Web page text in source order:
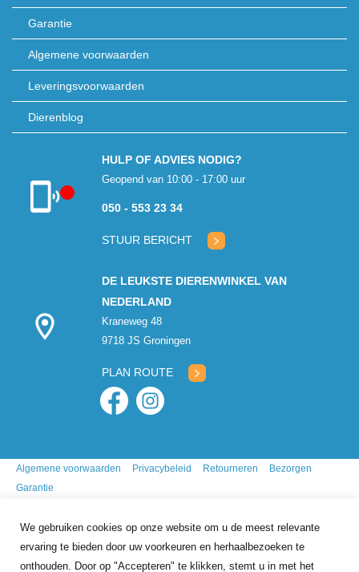
We gebruiken cookies op onze website om u de meest relevante
ervaring te bieden door uw voorkeuren en herhaalbezoeken te
onthouden. Door op "Accepteren" te klikken, stemt u in met het
Garantie
Algemene voorwaarden
Leveringsvoorwaarden
Dierenblog
Klantenservice
HULP OF ADVIES NODIG?
Geopend van 10:00 - 17:00 uur
050 - 553 23 34
STUUR BERICHT
DE LEUKSTE DIERENWINKEL VAN
NEDERLAND
Kraneweg 48
9718 JS Groningen
PLAN ROUTE
Algemene voorwaarden Privacybeleid Retourneren
Bezorgen
Garantie